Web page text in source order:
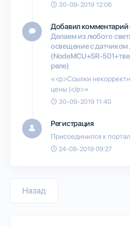
30-09-2019 12:06
Добавил комментарий
Делаем из любого
освещение с
(NodeMCU+SR-
реле)
«<p>Ссылки
цены (</p>»
30-09-2019 11:40
Регистрация
Присоединился к
24-09-2019 09:27
Назад